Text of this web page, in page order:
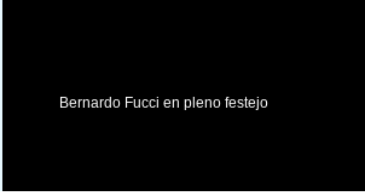
Bernardo Fucci en pleno festejo